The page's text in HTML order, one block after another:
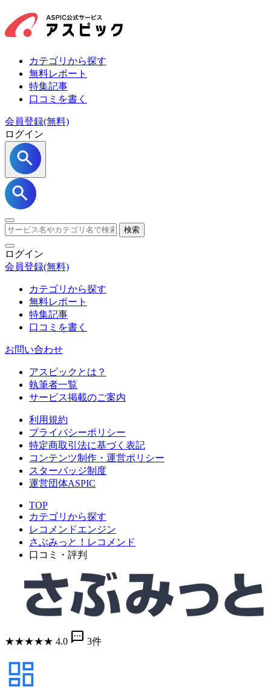
カテゴリから探す
無料レポート
特集記事
口コミを書く
会員登録(無料)
ログイン
検索
ログイン
会員登録(無料)
カテゴリから探す
無料レポート
特集記事
口コミを書く
お問い合わせ
アスピックとは？
執筆者一覧
サービス掲載のご案内
利用規約
プライバシーポリシー
特定商取引法に基づく表記
コンテンツ制作・運営ポリシー
スターバッジ制度
運営団体ASPIC
TOP
カテゴリから探す
レコメンドエンジン
さぶみっと！レコメンド
口コミ・評判
★★★★★ 4.0 sms 3件